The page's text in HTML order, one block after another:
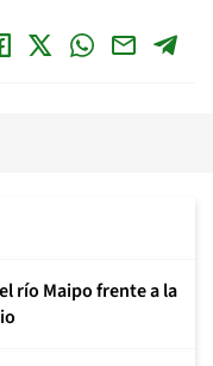
río Maipo frente a la